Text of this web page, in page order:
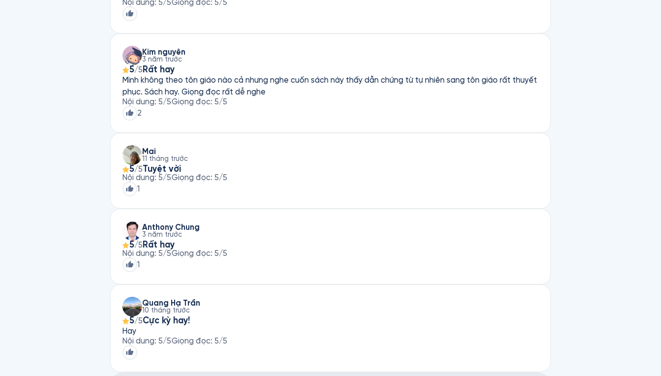
Nội dung: 5/5Giọng đọc: 5/5
Kim nguyên
3 năm trước
5/5 Rất hay
Mình không theo tôn giáo nào cả nhưng nghe cuốn sách này thấy dẫn chứng từ tự nhiên sang tôn giáo rất thuyết
phục. Sách hay. Giọng đọc rất dễ nghe
Nội dung: 5/5Giọng đọc: 5/5
2
Mai
11 tháng trước
5/5Tuyệt vời
Nội dung: 5/5Giọng đọc: 5/5
1
Anthony Chung
3 năm trước
5/5 Rất hay
Nội dung: 5/5Giọng đọc: 5/5
1
Quang Hạ Trần
10 tháng trước
5/5Cực kỳ hay!
Hay
Nội dung: 5/5Giọng đọc: 5/5